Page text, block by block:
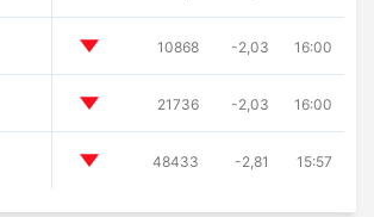
10868 -2,03 16:00
21736 -2,03 16:00
48433 -2,81 15:57